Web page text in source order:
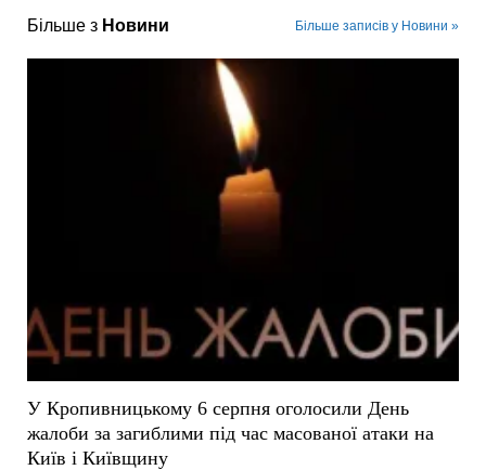
Більше з Новини Більше записів у Новини »
У Кропивницькому 6 серпня оголосили День
жалоби за загиблими під час масованої атаки на
Київ і Київщину